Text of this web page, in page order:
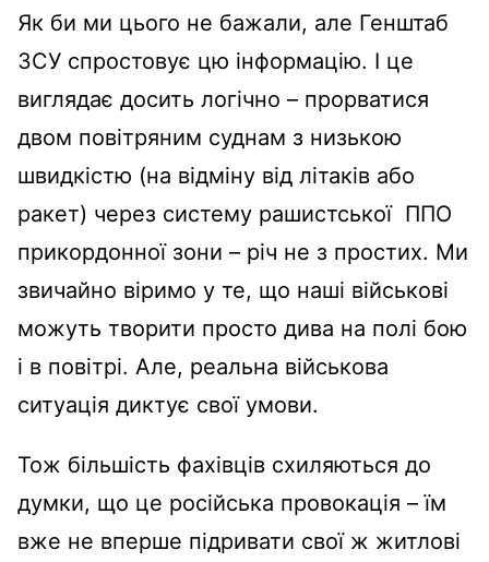
Як би ми цього не бажали, але Генштаб
ЗСУ спростовує цю інформацію. І це
виглядає досить логічно – прорватися
двом повітряним суднам з низькою
швидкістю (на відміну від літаків або
ракет) через систему рашистської ППО
прикордонної зони – річ не з простих. Ми
звичайно віримо у те, що наші військові
можуть творити просто дива на полі бою
і в повітрі. Але, реальна військова
ситуація диктує свої умови.
Тож більшість фахівців схиляються до
думки, що це російська провокація – їм
вже не вперше підривати свої ж житлові